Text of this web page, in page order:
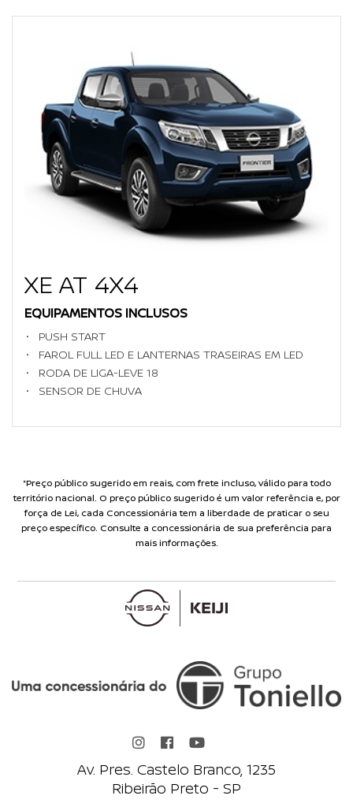
XE AT 4X4
EQUIPAMENTOS INCLUSOS
PUSH START
FAROL FULL LED E LANTERNAS TRASEIRAS EM LED
RODA DE LIGA-LEVE 18
SENSOR DE CHUVA
*Preço público sugerido em reais, com frete incluso, válido para todo
território nacional. O preço público sugerido é um valor referência e, por
força de Lei, cada Concessionária tem a liberdade de praticar o seu
preço específico. Consulte a concessionária de sua preferência para
mais informações.
Av. Pres. Castelo Branco, 1235
Ribeirão Preto - SP